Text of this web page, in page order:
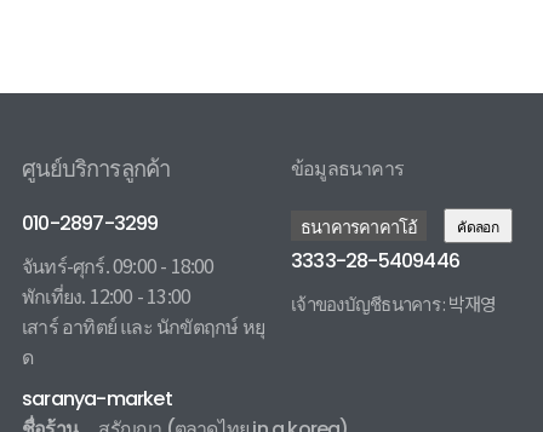
ศูนย์บริการลูกค้า
010-2897-3299
จันทร์-ศุกร์. 09:00 - 18:00
พักเที่ยง. 12:00 - 13:00
เสาร์ อาทิตย์ และ นักขัตฤกษ์ หยุ
ด
ข้อมูลธนาคาร
ธนาคารคาคาโอ้ คัดลอก
3333-28-5409446
เจ้าของบัญชีธนาคาร : 박재영
saranya-market